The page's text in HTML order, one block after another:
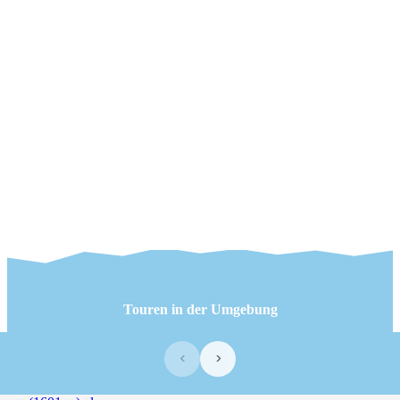
Touren in der Umgebung
‹ ›